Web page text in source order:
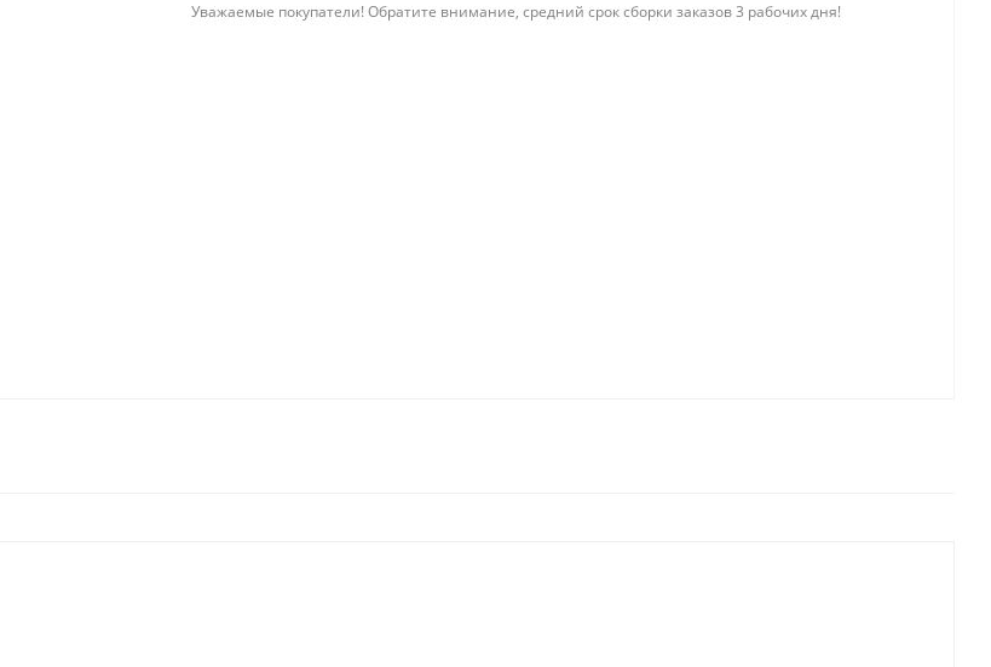
Уважаемые покупатели! Обратите внимание, средний срок сборки заказов 3 рабочих дня!